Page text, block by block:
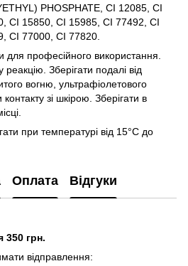
PHOSPHATE, CI 12085, CI
CI 15850, CI 15985, CI 77492, CI
CI 77000, CI 77820.
для професійного використання.
Зберігати подалі від
вогню, ультрафіолетового
зі шкірою. Зберігати в
при температурі від 15°C до
Оплата Відгуки
350 грн.
відправлення: